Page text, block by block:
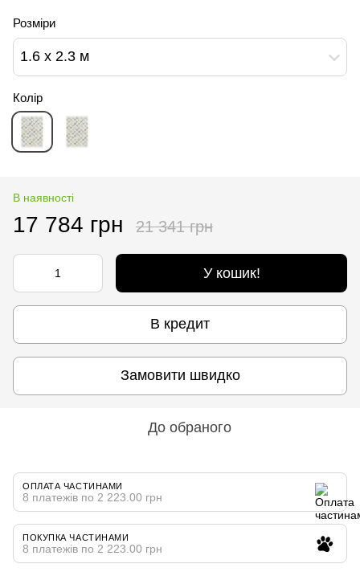
Розміри
1.6 х 2.3 м
Колір
В наявності
17 784 грн 21 341 грн
У кошик!
В кредит
Замовити швидко
До обраного
ОПЛАТА ЧАСТИНАМИ
8 платежів по 2 223.00 грн
ПОКУПКА ЧАСТИНАМИ
8 платежів по 2 223.00 грн